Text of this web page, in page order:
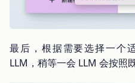
最后，根据需要选择一个
LLM，稍等一会 LLM 会按照